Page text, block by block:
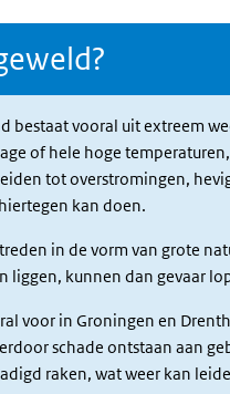
bestaat vooral uit extreem
of hele hoge
tot overstromingen,
kan doen.
in de vorm van grote
liggen, kunnen dan gevaar
voor in Groningen en
schade ontstaan aan
raken, wat weer kan